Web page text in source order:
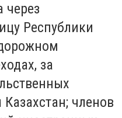
через
Республики
за
членов